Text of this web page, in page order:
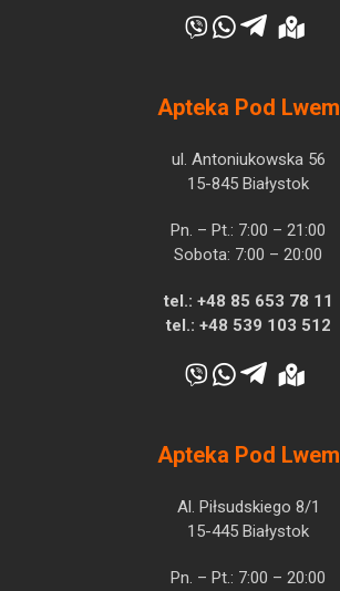
Apteka Pod Lwem
ul. Antoniukowska 56
15-845 Białystok
Pn. – Pt.: 7:00 – 21:00
Sobota: 7:00 – 20:00
tel.: +48 85 653 78 11
tel.: +48 539 103 512
Apteka Pod Lwem
Al. Piłsudskiego 8/1
15-445 Białystok
Pn. – Pt.: 7:00 – 20:00